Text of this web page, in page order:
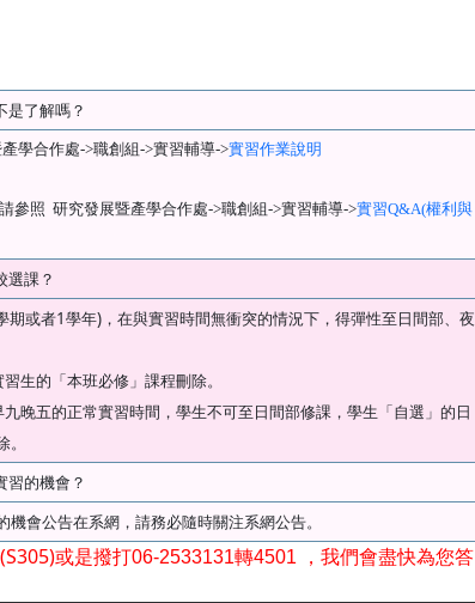
是了解嗎？
學合作處->職創組->實習輔導->實習作業說明
請參照 研究發展暨產學合作處->職創組->實習輔導->實習Q&A(權利與
選課？
期或者1 學年) ，在與實習時間無衝突的情況下，得彈性至日間部、夜
生的「本班必修」課程刪除。
晚五的正常實習時間，學生不可至日間部修課，學生「自選」的日
。
習的機會？
機會公告在系網，請務必隨時關注系網公告。
(S305)或是撥打06-2533131轉4501
，我們會盡快為您答